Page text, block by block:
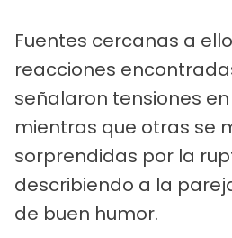
Fuentes cercanas a
reacciones
señalaron tensiones
mientras que otras se
sorprendidas por la
describiendo a la
de buen humor.